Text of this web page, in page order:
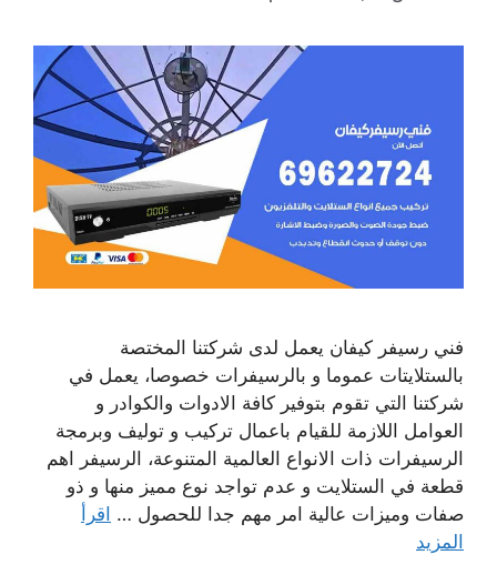
فني رسيفر كيفان يعمل لدى شركتنا المختصة
بالستلايتات عموما و بالرسيفرات خصوصا، يعمل في
شركتنا التي تقوم بتوفير كافة الادوات والكوادر و
العوامل اللازمة للقيام باعمال تركيب و توليف وبرمجة
الرسيفرات ذات الانواع العالمية المتنوعة، الرسيفر اهم
قطعة في الستلايت و عدم تواجد نوع مميز منها و ذو
صفات وميزات عالية امر مهم جدا للحصول … اقرأ
المزيد